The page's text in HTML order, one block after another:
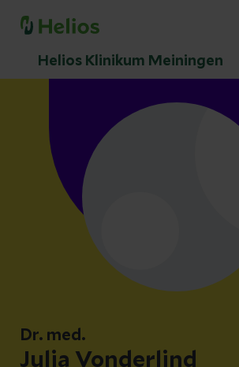
Helios Klinikum Meiningen
Dr. med.
Julia Vonderlind